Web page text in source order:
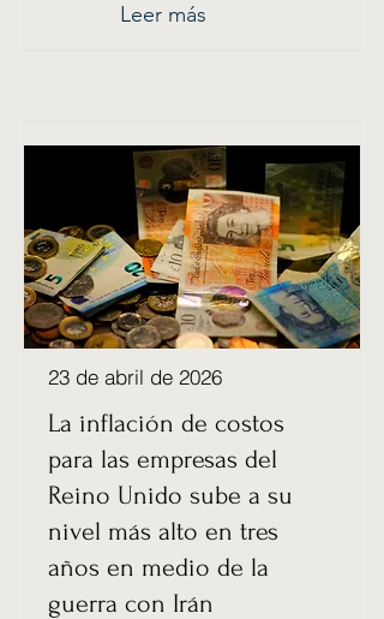
Leer más
23 de abril de 2026
La inflación de costos
para las empresas del
Reino Unido sube a su
nivel más alto en tres
años en medio de la
guerra con Irán